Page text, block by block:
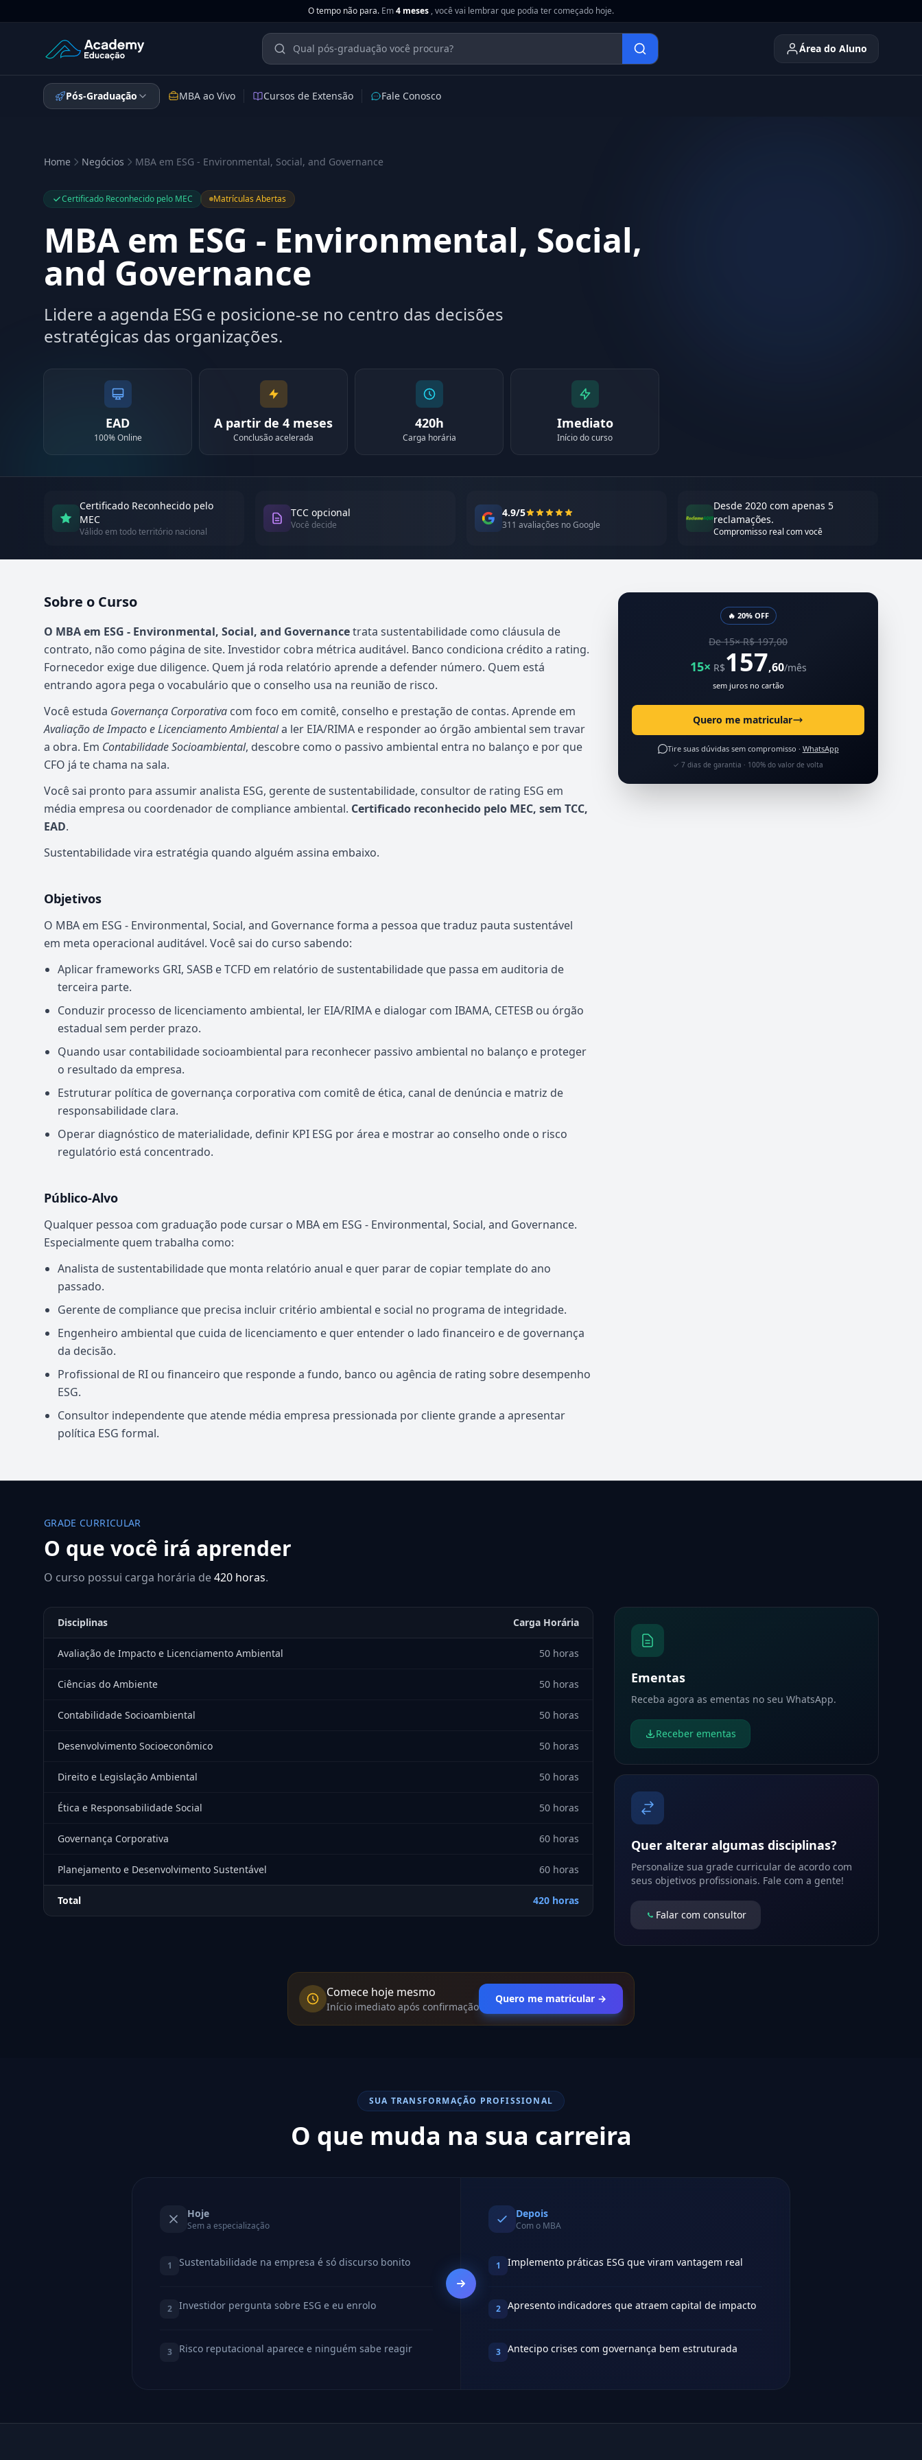
O tempo não para. Em4 meses , você vai lembrar que podia ter começado hoje.
Academy Educação — Página Inicial Área do Aluno
Pós-Graduação MBA ao Vivo Cursos de Extensão Fale Conosco
Home Negócios MBA em ESG - Environmental, Social, and Governance
Certificado Reconhecido pelo MEC Matrículas Abertas
MBA em ESG - Environmental, Social,
and Governance
Lidere a agenda ESG e posicione-se no centro das decisões
estratégicas das organizações.
EAD
100% Online
A partir de 4 meses
Conclusão acelerada
420h
Carga horária
Imediato
Início do curso
Certificado Reconhecido pelo
MEC
Válido em todo território nacional
TCC opcional
Você decide
4.9/5
311 avaliações no Google
Desde 2020 com apenas 5
reclamações.
Compromisso real com você
Sobre o Curso
Atualizado em abril de 2026
O MBA em ESG - Environmental, Social, and Governancetrata sustentabilidade como cláusula de
contrato, não como página de site. Investidor cobra métrica auditável. Banco condiciona crédito a rating.
Fornecedor exige due diligence. Quem já roda relatório aprende a defender número. Quem está
entrando agora pega o vocabulário que o conselho usa na reunião de risco.
Você estuda Governança Corporativa com foco em comitê, conselho e prestação de contas. Aprende em
Avaliação de Impacto e Licenciamento Ambientala ler EIA/RIMA e responder ao órgão ambiental sem travar
a obra. Em Contabilidade Socioambiental, descobre como o passivo ambiental entra no balanço e por que
CFO já te chama na sala.
Você sai pronto para assumir analista ESG, gerente de sustentabilidade, consultor de rating ESG em
média empresa ou coordenador de compliance ambiental. Certificado reconhecido pelo MEC, sem TCC,
EAD.
Sustentabilidade vira estratégia quando alguém assina embaixo.
Objetivos
O MBA em ESG - Environmental, Social, and Governance forma a pessoa que traduz pauta sustentável
em meta operacional auditável. Você sai do curso sabendo:
Aplicar frameworks GRI, SASB e TCFD em relatório de sustentabilidade que passa em auditoria de
terceira parte.
Conduzir processo de licenciamento ambiental, ler EIA/RIMA e dialogar com IBAMA, CETESB ou órgão
estadual sem perder prazo.
Quando usar contabilidade socioambiental para reconhecer passivo ambiental no balanço e proteger
o resultado da empresa.
Estruturar política de governança corporativa com comitê de ética, canal de denúncia e matriz de
responsabilidade clara.
Operar diagnóstico de materialidade, definir KPI ESG por área e mostrar ao conselho onde o risco
regulatório está concentrado.
Público-Alvo
Qualquer pessoa com graduação pode cursar o MBA em ESG - Environmental, Social, and Governance.
Especialmente quem trabalha como:
Analista de sustentabilidade que monta relatório anual e quer parar de copiar template do ano
passado.
Gerente de compliance que precisa incluir critério ambiental e social no programa de integridade.
Engenheiro ambiental que cuida de licenciamento e quer entender o lado financeiro e de governança
da decisão.
Profissional de RI ou financeiro que responde a fundo, banco ou agência de rating sobre desempenho
ESG.
Consultor independente que atende média empresa pressionada por cliente grande a apresentar
política ESG formal.
🔥 20% OFF
De 15× R$ 197,00
15× R$157,60/mês
sem juros no cartão
Quero me matricular
Tire suas dúvidas sem compromisso · WhatsApp
✓ 7 dias de garantia · 100% do valor de volta
GRADE CURRICULAR
O que você irá aprender
O curso possui carga horária de420 horas.
Disciplinas Carga Horária
Avaliação de Impacto e Licenciamento Ambiental 50 horas
Ciências do Ambiente 50 horas
Contabilidade Socioambiental 50 horas
Desenvolvimento Socioeconômico 50 horas
Direito e Legislação Ambiental 50 horas
Ética e Responsabilidade Social 50 horas
Governança Corporativa 60 horas
Planejamento e Desenvolvimento Sustentável 60 horas
Total 420 horas
Ementas
Receba agora as ementas no seu WhatsApp.
Receber ementas
Quer alterar algumas disciplinas?
Personalize sua grade curricular de acordo com
seus objetivos profissionais. Fale com a gente!
Falar com consultor
Comece hoje mesmo
Início imediato após confirmação
Quero me matricular →
SUA TRANSFORMAÇÃO PROFISSIONAL
O que muda na sua carreira
Hoje
Sem a especialização
1 Sustentabilidade na empresa é só discurso bonito
2 Investidor pergunta sobre ESG e eu enrolo
3 Risco reputacional aparece e ninguém sabe reagir
Depois
Com o MBA
1 Implemento práticas ESG que viram vantagem real
2 Apresento indicadores que atraem capital de impacto
3 Antecipo crises com governança bem estruturada